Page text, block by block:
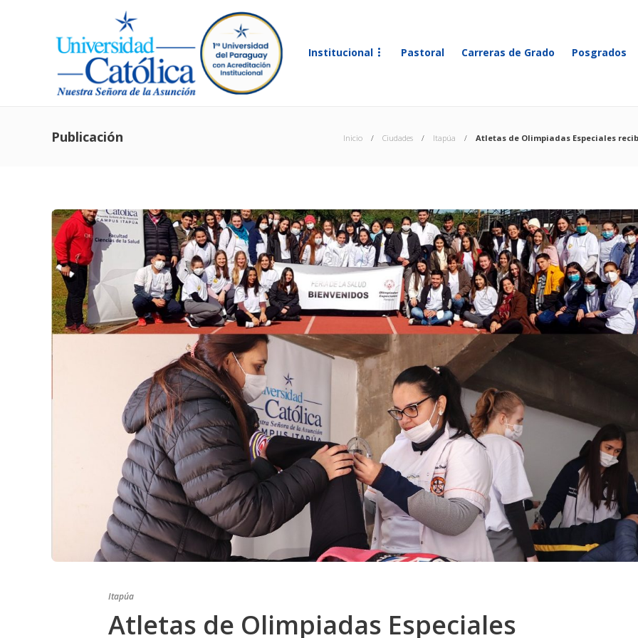
Institucional Pastoral Carreras de Grado Posgrados
Publicación Inicio Ciudades Itapúa Atletas de Olimpiadas Especiales
Itapúa
Atletas de Olimpiadas Especiales